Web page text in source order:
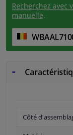
Recherchez avec
manuelle.
Côté